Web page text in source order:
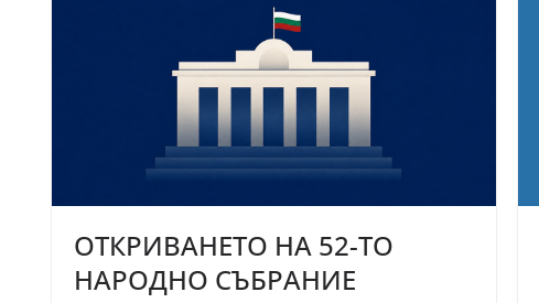
ОТКРИВАНЕТО НА 52-ТО
НАРОДНО СЪБРАНИЕ